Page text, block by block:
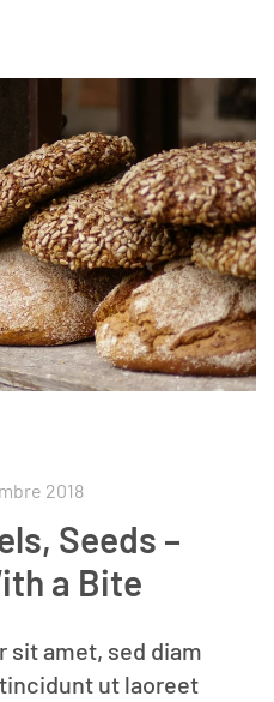
2018
Seeds –
a Bite
sit amet, sed diam
ut laoreet